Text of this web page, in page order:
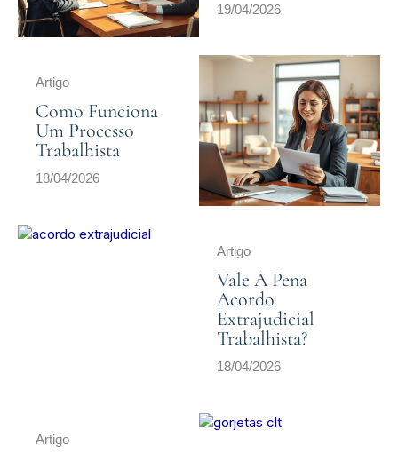
19/04/2026
Artigo
Como Funciona
Um Processo
Trabalhista
18/04/2026
Artigo
Vale A Pena
Acordo
Extrajudicial
Trabalhista?
18/04/2026
Artigo